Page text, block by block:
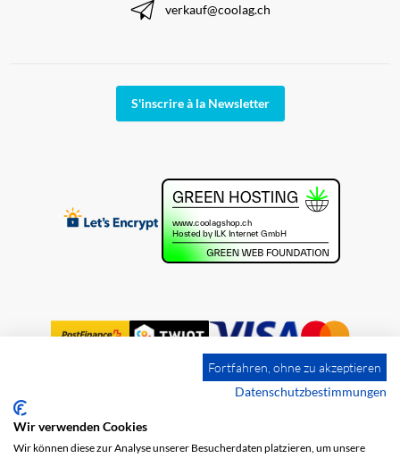
verkauf@coolag.ch
S'inscrire à la Newsletter
Impression
Fortfahren, ohne zu akzeptieren
Datenschutzbestimmungen
Wir verwenden Cookies
Wir können diese zur Analyse unserer Besucherdaten platzieren, um unsere